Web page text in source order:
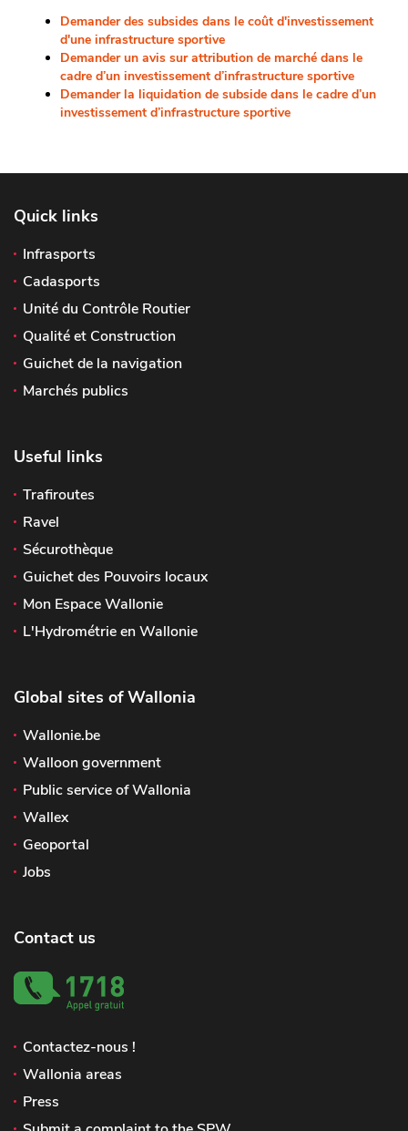
Demander des subsides dans le coût d'investissement
d'une infrastructure sportive
Demander un avis sur attribution de marché dans le
cadre d’un investissement d’infrastructure sportive
Demander la liquidation de subside dans le cadre d’un
investissement d’infrastructure sportive
Quick links
Infrasports
Cadasports
Unité du Contrôle Routier
Qualité et Construction
Guichet de la navigation
Marchés publics
Useful links
Trafiroutes
Ravel
Sécurothèque
Guichet des Pouvoirs locaux
Mon Espace Wallonie
L'Hydrométrie en Wallonie
Global sites of Wallonia
Wallonie.be
Walloon government
Public service of Wallonia
Wallex
Geoportal
Jobs
Contact us
Contactez-nous !
Wallonia areas
Press